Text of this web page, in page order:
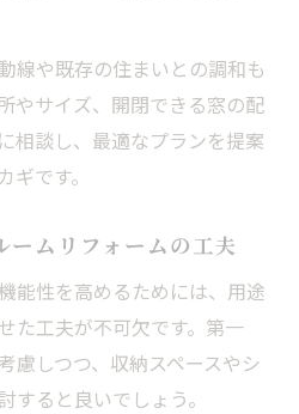
線や既存の住まいとの調和も
やサイズ、開閉できる窓の配
相談し、最適なプランを提案
です。
ームリフォームの工夫
能性を高めるためには、用途
た工夫が不可欠です。第一
慮しつつ、収納スペースやシ
すると良いでしょう。